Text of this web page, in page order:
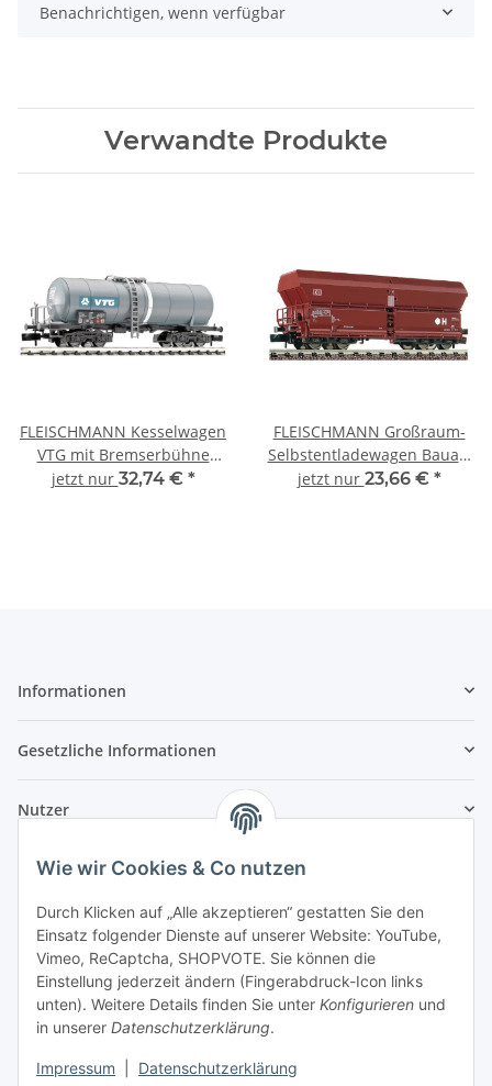
Wie wir Cookies & Co nutzen
Durch Klicken auf „Alle akzeptieren“ gestatten Sie den
Einsatz folgender Dienste auf unserer Website: YouTube,
Vimeo, ReCaptcha, SHOPVOTE. Sie können die
Einstellung jederzeit ändern (Fingerabdruck-Icon links
unten). Weitere Details finden Sie unter Konfigurieren und
in unserer Datenschutzerklärung.
Impressum Datenschutzerklärung
Benachrichtigen, wenn verfügbar
Verwandte Produkte
FLEISCHMANN Kesselwagen
VTG mit Bremserbühne
RENFE Ep.V 848026 Spur N
jetzt nur 32,74 € *
FLEISCHMANN Großraum-
Selbstentladewagen Bauart
Falns 183 DB AG Ep.V
jetzt nur 23,66 € *
Informationen
Gesetzliche Informationen
Nutzer